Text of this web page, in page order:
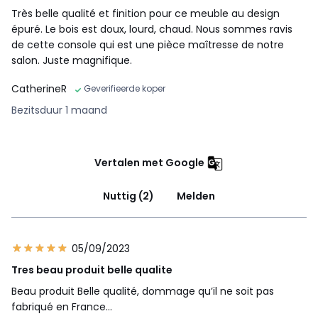
Très belle qualité et finition pour ce meuble au design
épuré. Le bois est doux, lourd, chaud. Nous sommes ravis
de cette console qui est une pièce maîtresse de notre
salon. Juste magnifique.
CatherineR
Geverifieerde koper
Bezitsduur 1 maand
Vertalen met Google
Nuttig (2) Melden
05/09/2023
Tres beau produit belle qualite
Beau produit Belle qualité, dommage qu’il ne soit pas
fabriqué en France…